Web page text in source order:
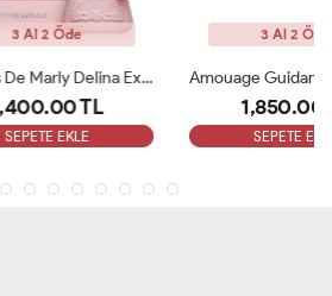
Parfums De Marly Delina Exclusive EDP Kadın 75ml Parfüm ARC Amouage Guidance Edp 100 Ml Bayan Parfüm ARC
1,850.00 TL
SEPETE EKLE